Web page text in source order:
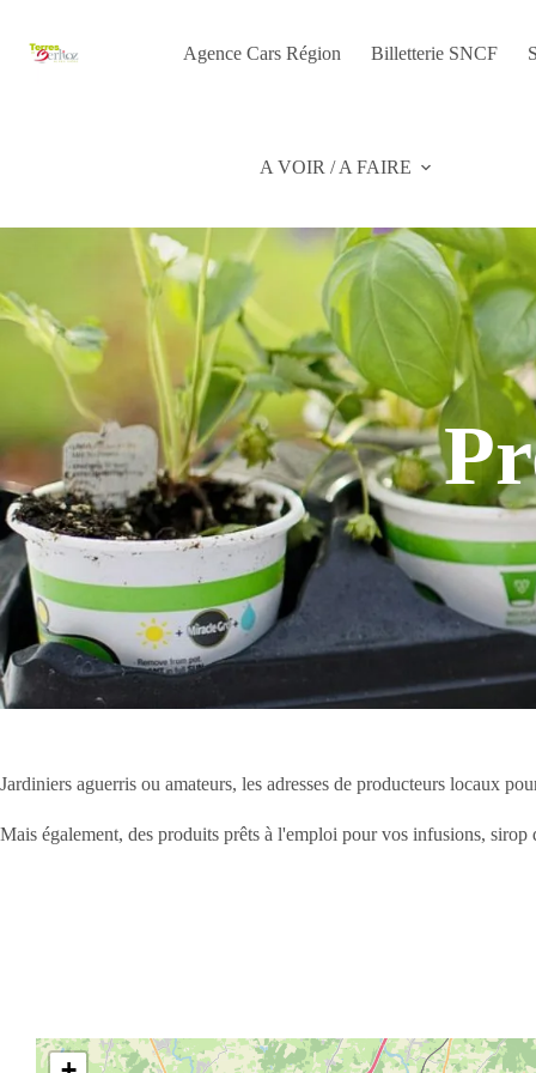
contenu
Agence Cars Région Billetterie SNCF
A VOIR / A FAIRE
Jardiniers aguerris ou amateurs, les adresses de producteurs locaux
Mais également, des produits prêts à l'emploi pour vos infusions,